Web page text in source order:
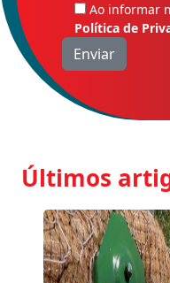
Ao informar
Política de
Últimos